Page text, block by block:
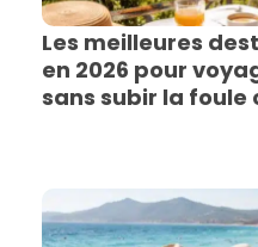
Les meilleures
en 2026 pour
sans subir la foule